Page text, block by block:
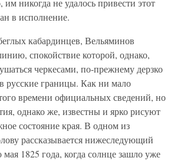
никогда не удалось привести этот
в исполнение.
кабардинцев, Вельяминов
спокойствие которой, однако,
черкесами, по-прежнему дерзко
русские границы. Как ни мало
времени официальных сведений, но
однако же, известны и ярко рисуют
состояние края. В одном из
рассказывается нижеследующий
мая 1825 года, когда солнце зашло уже